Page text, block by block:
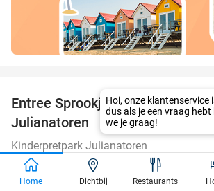
Entree Sprookjesweken
Julianatoren
Kinderpretpark Julianatoren
Apeldoorn
Verkocht: 10.777
Home Dichtbij Restaurants